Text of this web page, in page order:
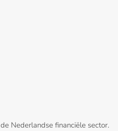
Nederlandse financiële sector.